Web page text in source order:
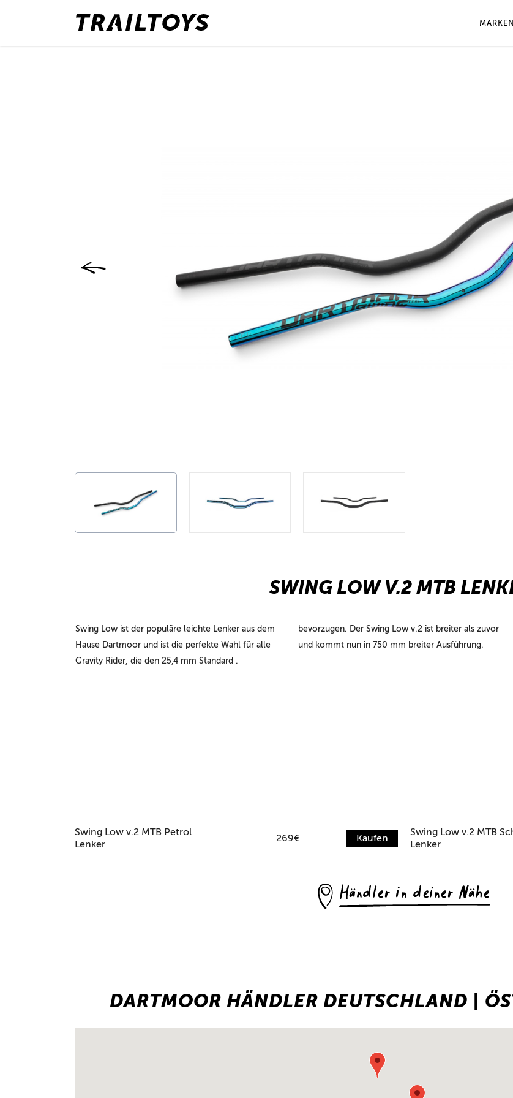
MARKEN
SWING LOW V.2 MTB
Swing Low ist der populäre leichte Lenker aus dem
Hause Dartmoor und ist die perfekte Wahl für alle
Gravity Rider, die den 25,4 mm Standard .
bevorzugen. Der Swing Low v.2 ist breiter als zuvor
und kommt nun in 750 mm breiter Ausführung.
Swing Low v.2 MTB Petrol
Lenker
269€ Kaufen
Swing Low v.2 MTB
Lenker
DARTMOOR HÄNDLER DEUTSCHLAND |